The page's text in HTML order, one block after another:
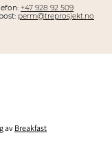
+47 928 92 509
perm@treprosjekt.no
av Breakfast